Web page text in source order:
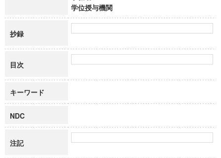
学位授与機関
抄録
目次
キーワード
NDC
注記